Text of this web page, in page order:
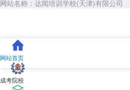
选择。建议有意向的考生密切关注天津成
展开全文
网站名称：达闻培训学校(天津)有限公司
网站首页
成考院校